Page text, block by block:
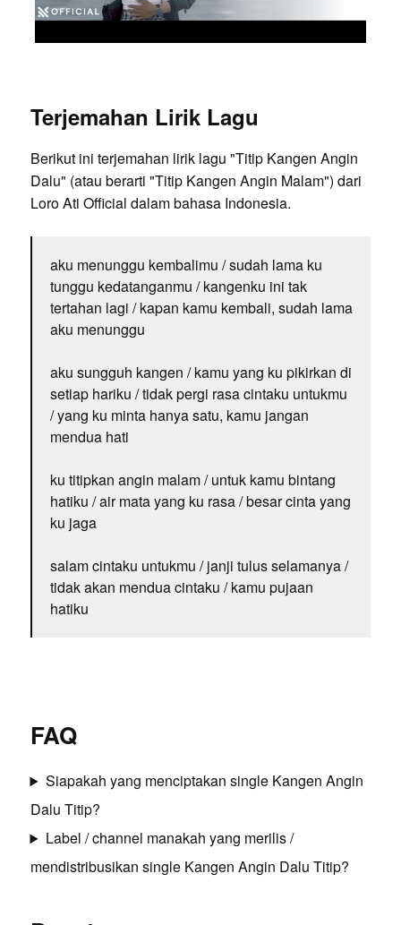
Terjemahan Lirik Lagu
Berikut ini terjemahan lirik lagu "Titip Kangen Angin
Dalu" (atau berarti "Titip Kangen Angin Malam") dari
Loro Ati Official dalam bahasa Indonesia.
aku menunggu kembalimu / sudah lama ku
tunggu kedatanganmu / kangenku ini tak
tertahan lagi / kapan kamu kembali, sudah lama
aku menunggu
aku sungguh kangen / kamu yang ku pikirkan di
setiap hariku / tidak pergi rasa cintaku untukmu
/ yang ku minta hanya satu, kamu jangan
mendua hati
ku titipkan angin malam / untuk kamu bintang
hatiku / air mata yang ku rasa / besar cinta yang
ku jaga
salam cintaku untukmu / janji tulus selamanya /
tidak akan mendua cintaku / kamu pujaan
hatiku
FAQ
Siapakah yang menciptakan single Kangen Angin
Dalu Titip?
Label / channel manakah yang merilis /
mendistribusikan single Kangen Angin Dalu Titip?